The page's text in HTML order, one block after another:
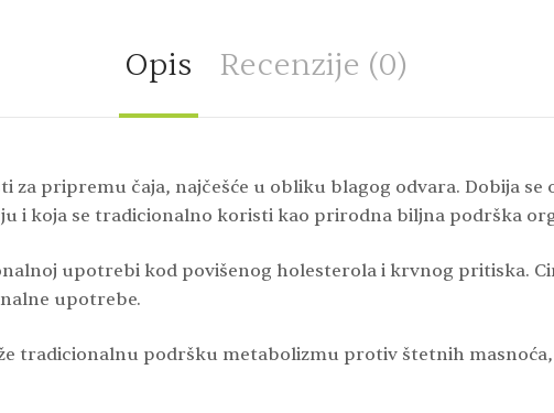
Opis Recenzije (0)
za pripremu čaja, najčešće u obliku blagog odvara. Dobija se
i koja se tradicionalno koristi kao prirodna biljna podrška
upotrebi kod povišenog holesterola i krvnog pritiska.
upotrebe.
tradicionalnu podršku metabolizmu protiv štetnih